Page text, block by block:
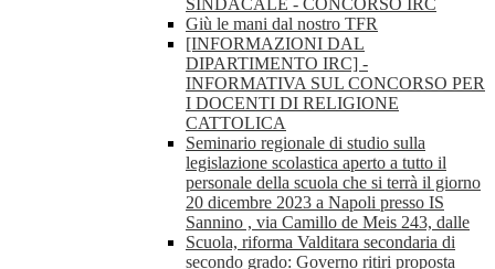
SINDACALE - CONCORSO IRC
Giù le mani dal nostro TFR
[INFORMAZIONI DAL
DIPARTIMENTO IRC] -
INFORMATIVA SUL CONCORSO PER
I DOCENTI DI RELIGIONE
CATTOLICA
Seminario regionale di studio sulla
legislazione scolastica aperto a tutto il
personale della scuola che si terrà il giorno
20 dicembre 2023 a Napoli presso IS
Sannino , via Camillo de Meis 243, dalle
Scuola, riforma Valditara secondaria di
secondo grado: Governo ritiri proposta